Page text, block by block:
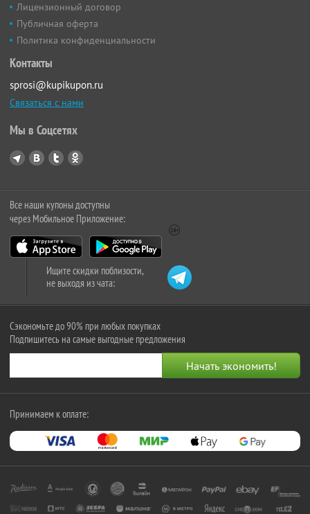
Лицензионный договор
Публичная оферта
Политика конфиденциальности
Контакты
sprosi@kupikupon.ru
Связаться с нами
Мы в Соцсетях
Все наши купоны доступны
через Мобильное Приложение:
Ищите скидки поблизости,
не выходя из чата:
Сэкономьте до 90% при любых покупках
Подпишитесь на самые выгодные предложения
Принимаем к оплате: